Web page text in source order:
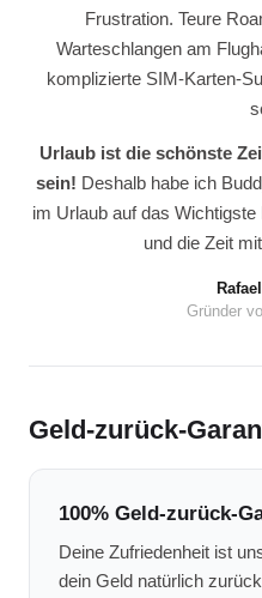
Frustration. Teure
Warteschlangen am
komplizierte SIM-Karten-
Urlaub ist die schönste
sein! Deshalb habe ich
im Urlaub auf das
und die Zeit
Gründer
Geld-zurück-
100% Geld-zurück-
Deine Zufriedenheit ist
dein Geld natürlich